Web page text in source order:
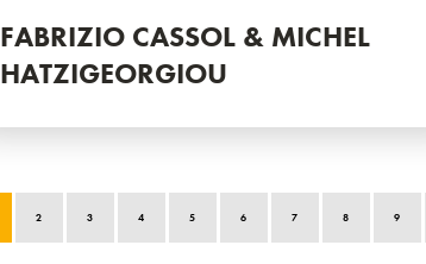
FABRIZIO CASSOL & MICHEL
HATZIGEORGIOU
2 3 4 5 6 7 8 9